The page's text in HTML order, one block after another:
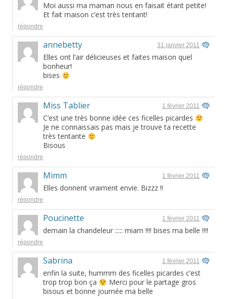
Moi aussi ma maman nous en faisait étant petite!
Et fait maison c’est très tentant!
répondre
annebetty 31 janvier 2011
Elles ont l’air délicieuses et faites maison quel
bonheur!
bises
répondre
Miss Tablier 1 février 2011
C’est une très bonne idée ces ficelles picardes
Je ne connaissais pas mais je trouve ta recette
très tentante
Bisous
répondre
Mimm 1 février 2011
Elles donnent vraiment envie. Bizzz !!
répondre
Poucinette 1 février 2011
demain la chandeleur ::::: miam !!!! bises ma belle !!!!
répondre
Sabrina 1 février 2011
enfin la suite, hummm des ficelles picardes c’est
trop trop bon ça
Merci pour le partage gros
bisous et bonne journée ma belle